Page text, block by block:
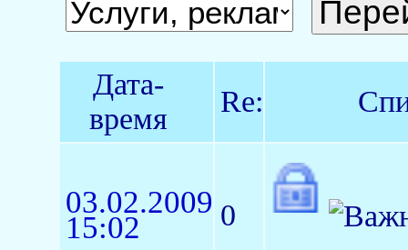
Дата-
время
Re:
03.02.2009
15:02
0